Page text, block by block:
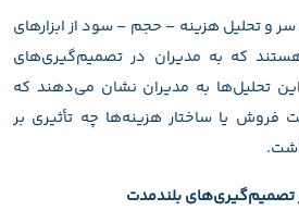
و تحلیل هزینه – حجم – سود از ابزارهای
که به مدیران در تصمیم‌گیری‌های
تحلیل‌ها به مدیران نشان می‌دهند که
فروش یا ساختار هزینه‌ها چه تأثیری بر
بلندمدت